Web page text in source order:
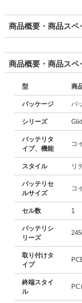
商品概要・商品スペ
商品概要・商品スペ
型 商
パッケージ バ
シリーズ
バッテリタ
イプ、機能
コ
スタイル リ
バッテリセ
ルサイズ
コ
セル数 1
バッテリシ
リーズ
取り付けタ
イプ
終端スタイ
ル
PC